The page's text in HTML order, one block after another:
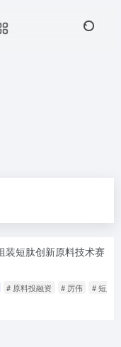
装短肽创新原料技术赛
# 原料投融资 # 厉伟 # 短肽